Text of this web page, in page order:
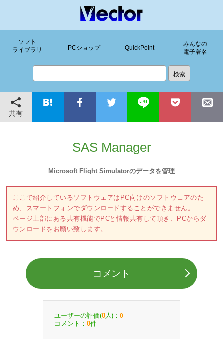
ソフト
ライブラリ
PCショップ QuickPoint
みんなの
電子署名
共有
SAS Manager
Microsoft Flight Simulatorのデータを管理
ここで紹介しているソフトウェアはPC向けのソフトウェアのた
め、スマートフォンでダウンロードすることができません。
ページ上部にある共有機能でPCと情報共有して頂き、PCからダ
ウンロードをお願い致します。
コメント
ユーザーの評価(0 人)： 0
コメント： 0件